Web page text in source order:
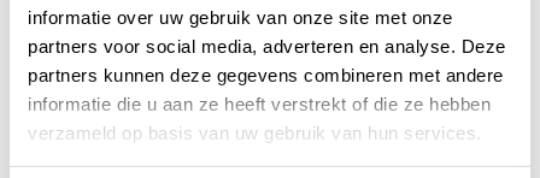
informatie over uw gebruik van onze site met onze
partners voor social media, adverteren en analyse. Deze
partners kunnen deze gegevens combineren met andere
informatie die u aan ze heeft verstrekt of die ze hebben
verzameld op basis van uw gebruik van hun services.
AANVULLENDE INFORMATIE